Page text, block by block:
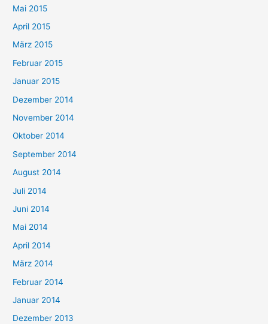
Mai 2015
April 2015
März 2015
Februar 2015
Januar 2015
Dezember 2014
November 2014
Oktober 2014
September 2014
August 2014
Juli 2014
Juni 2014
Mai 2014
April 2014
März 2014
Februar 2014
Januar 2014
Dezember 2013